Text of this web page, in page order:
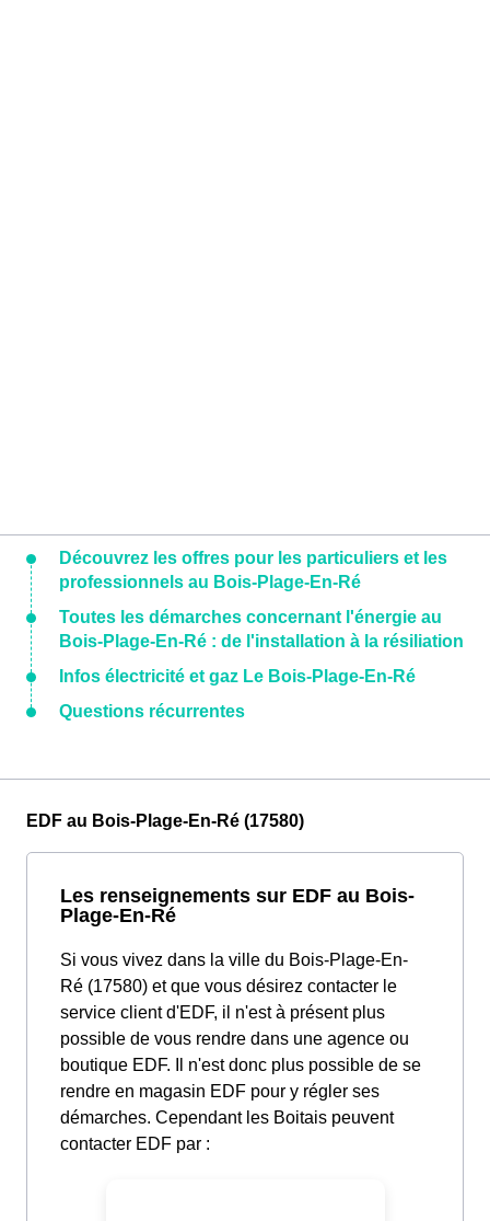
Découvrez les offres pour les particuliers et les
professionnels au Bois-Plage-En-Ré
Toutes les démarches concernant l'énergie au
Bois-Plage-En-Ré : de l'installation à la résiliation
Infos électricité et gaz Le Bois-Plage-En-Ré
Questions récurrentes
EDF au Bois-Plage-En-Ré (17580)
Les renseignements sur EDF au Bois-
Plage-En-Ré
Si vous vivez dans la ville du Bois-Plage-En-
Ré (17580) et que vous désirez contacter le
service client d'EDF, il n'est à présent plus
possible de vous rendre dans une agence ou
boutique EDF. Il n'est donc plus possible de se
rendre en magasin EDF pour y régler ses
démarches. Cependant les Boitais peuvent
contacter EDF par :